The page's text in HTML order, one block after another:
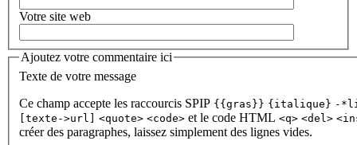
Votre site web
Ajoutez votre commentaire ici
Texte de votre message
Ce champ accepte les raccourcis SPIP {{gras}} {italique} -
[texte->url] <quote> <code> et le code HTML <q> <del>
créer des paragraphes, laissez simplement des lignes vides.